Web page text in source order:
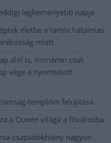
legkeményebb napja
életbe a tartós hatalmas
miatt
alól is, immáron csak
vége a nyomtatott
templom felújítása
a Queen világa a fővárosba
csapadékhiány nagyon